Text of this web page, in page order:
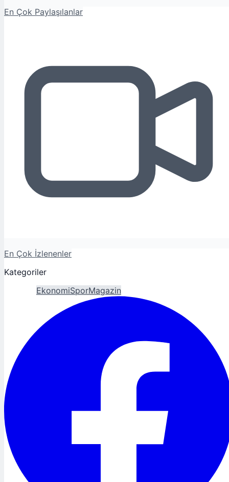
En Çok Paylaşılanlar
En Çok İzlenenler
Kategoriler
EkonomiSporMagazin